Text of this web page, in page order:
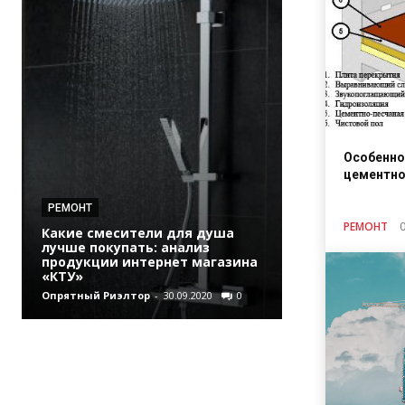
РЕМОНТ
Какие смесители для душа
лучше покупать: анализ
продукции интернет магазина
«КТУ»
Опрятный Риэлтор - 30.09.2020 0
ФИНАНСЫ
Где играть в
РЕМОНТ